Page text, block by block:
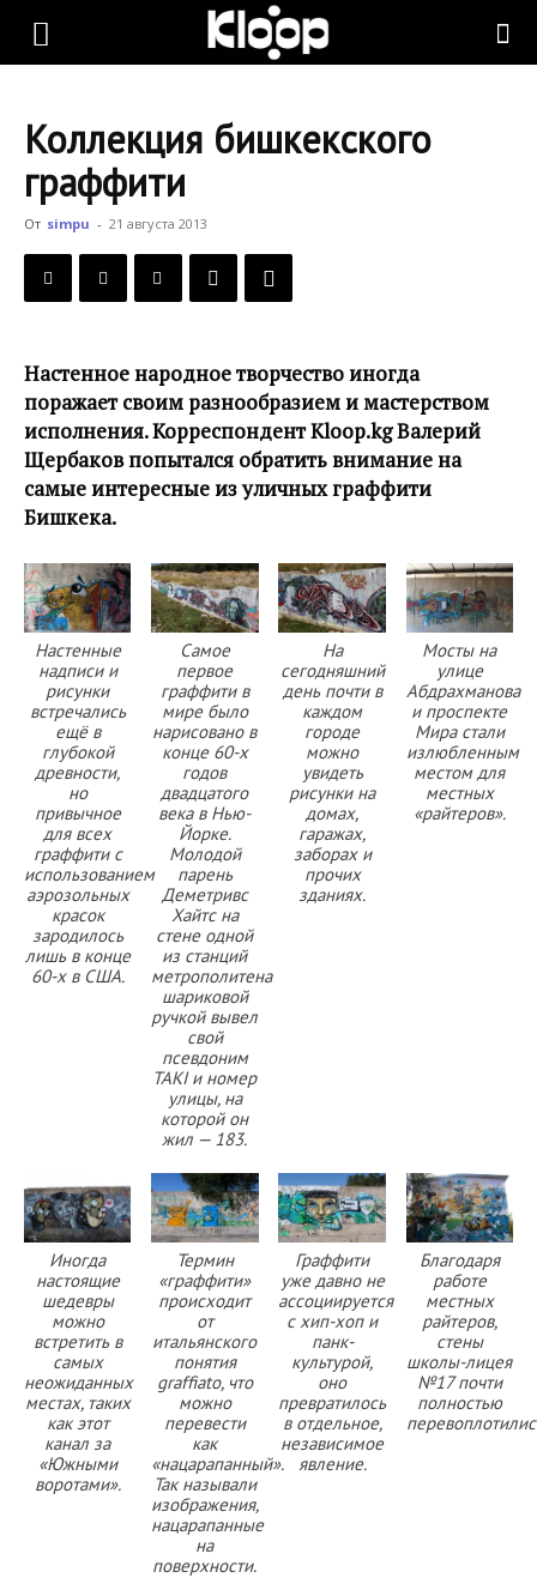
KLOOP.KG
Новости
Коллекция бишкекского
граффити
От simpu - 21 августа 2013
Настенное народное творчество иногда
поражает своим разнообразием и мастерством
исполнения. Корреспондент Kloop.kg Валерий
Щербаков попытался обратить внимание на
самые интересные из уличных граффити
Бишкека.
Настенные
надписи и
рисунки
встречались
ещё в
глубокой
древности,
но
привычное
для всех
граффити с
использованием
аэрозольных
красок
зародилось
лишь в конце
60-х в США.
Самое
первое
граффити в
мире было
нарисовано в
конце 60-х
годов
двадцатого
века в Нью-
Йорке.
Молодой
парень
Деметривс
Хайтс на
стене одной
из станций
метрополитена
шариковой
ручкой вывел
свой
псевдоним
TAKI и номер
улицы, на
которой он
жил — 183.
На
сегодняшний
день почти в
каждом
городе
можно
увидеть
рисунки на
домах,
гаражах,
заборах и
прочих
зданиях.
Мосты на
улице
Абдрахманова
и проспекте
Мира стали
излюбленным
местом для
местных
«райтеров».
Иногда
настоящие
шедевры
можно
встретить в
самых
неожиданных
местах, таких
как этот
канал за
«Южными
воротами».
Термин
«граффити»
происходит
от
итальянского
понятия
graffiato, что
можно
перевести
как
«нацарапанный».
Так называли
изображения,
нацарапанные
на
поверхности.
Граффити
уже давно не
ассоциируется
с хип-хоп и
панк-
культурой,
оно
превратилось
в отдельное,
независимое
явление.
Благодаря
работе
местных
райтеров,
стены
школы-лицея
№17 почти
полностью